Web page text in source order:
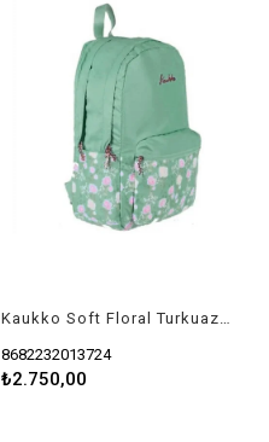
Kaukko Soft Floral Turkuaz Sırt Çantası K1372
8682232013724
₺2.750,00